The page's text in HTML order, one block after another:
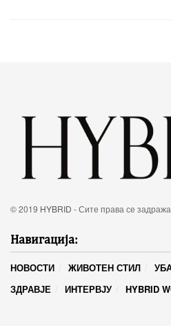
© 2019 HYBRID - Сите права се
Навигација:
НОВОСТИ ЖИВОТЕН СТИЛ
ЗДРАВЈЕ
ИНТЕРВЈУ HYBRID